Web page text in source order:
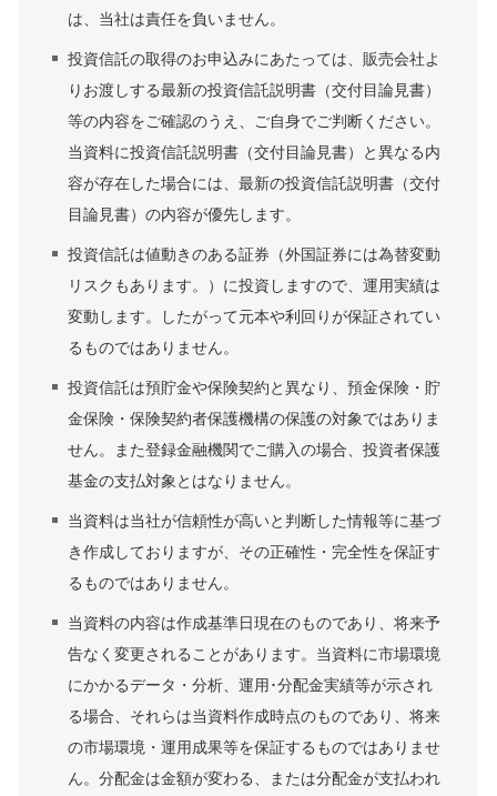
は、当社は責任を負いません。
投資信託の取得のお申込みにあたっては、販売会社よ
りお渡しする最新の投資信託説明書（交付目論見書）
等の内容をご確認のうえ、ご自身でご判断ください。
当資料に投資信託説明書（交付目論見書）と異なる内
容が存在した場合には、最新の投資信託説明書（交付
目論見書）の内容が優先します。
投資信託は値動きのある証券（外国証券には為替変動
リスクもあります。）に投資しますので、運用実績は
変動します。したがって元本や利回りが保証されてい
るものではありません。
投資信託は預貯金や保険契約と異なり、預金保険・貯
金保険・保険契約者保護機構の保護の対象ではありま
せん。また登録金融機関でご購入の場合、投資者保護
基金の支払対象とはなりません。
当資料は当社が信頼性が高いと判断した情報等に基づ
き作成しておりますが、その正確性・完全性を保証す
るものではありません。
当資料の内容は作成基準日現在のものであり、将来予
告なく変更されることがあります。当資料に市場環境
にかかるデータ・分析、運用･分配金実績等が示され
る場合、それらは当資料作成時点のものであり、将来
の市場環境・運用成果等を保証するものではありませ
ん。分配金は金額が変わる、または分配金が支払われ